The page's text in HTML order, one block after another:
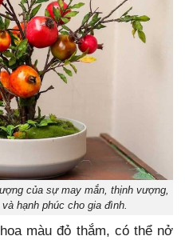
của sự may mắn, thịnh vượng,
hạnh phúc cho gia đình.
màu đỏ thắm, có thể nở